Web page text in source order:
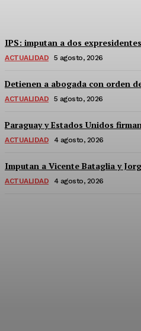
IPS: imputan a dos
ACTUALIDAD 5 agosto, 2026
Detienen a abogada con orden
ACTUALIDAD 5 agosto, 2026
Paraguay y Estados Unidos
ACTUALIDAD 4 agosto, 2026
Imputan a Vicente Bataglia y
ACTUALIDAD 4 agosto, 2026